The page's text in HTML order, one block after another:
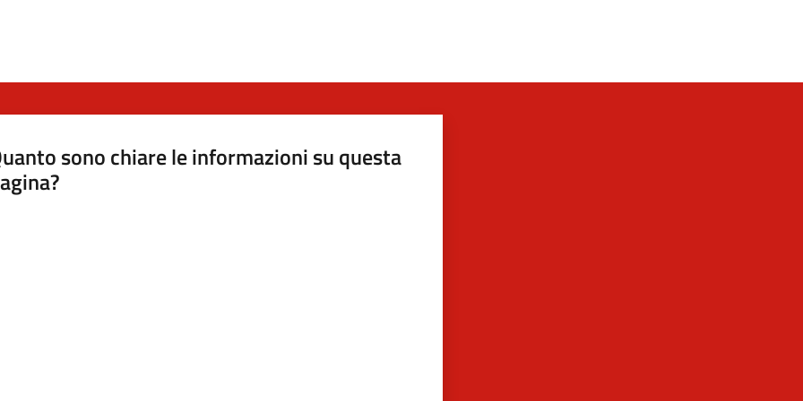
sono chiare le informazioni su questa